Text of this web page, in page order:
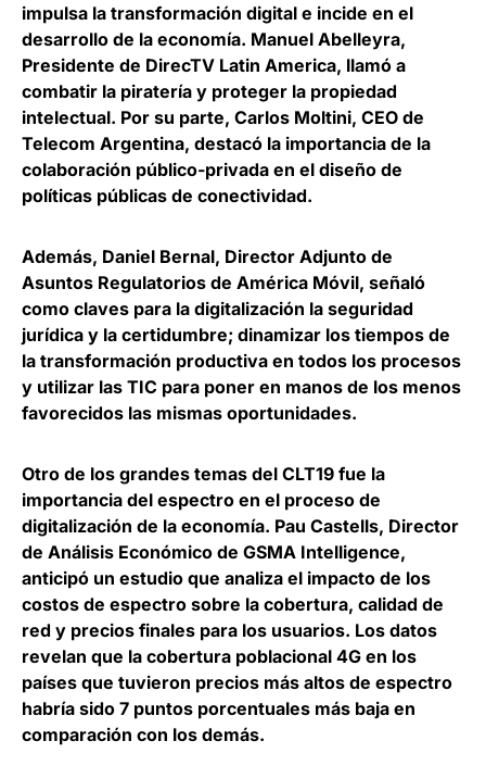
impulsa la transformación digital e incide en el
desarrollo de la economía. Manuel Abelleyra,
Presidente de DirecTV Latin America, llamó a
combatir la piratería y proteger la propiedad
intelectual. Por su parte, Carlos Moltini, CEO de
Telecom Argentina, destacó la importancia de la
colaboración público-privada en el diseño de
políticas públicas de conectividad.
Además, Daniel Bernal, Director Adjunto de
Asuntos Regulatorios de América Móvil, señaló
como claves para la digitalización la seguridad
jurídica y la certidumbre; dinamizar los tiempos de
la transformación productiva en todos los procesos
y utilizar las TIC para poner en manos de los menos
favorecidos las mismas oportunidades.
Otro de los grandes temas del CLT19 fue la
importancia del espectro en el proceso de
digitalización de la economía. Pau Castells, Director
de Análisis Económico de GSMA Intelligence,
anticipó un estudio que analiza el impacto de los
costos de espectro sobre la cobertura, calidad de
red y precios finales para los usuarios. Los datos
revelan que la cobertura poblacional 4G en los
países que tuvieron precios más altos de espectro
habría sido 7 puntos porcentuales más baja en
comparación con los demás.